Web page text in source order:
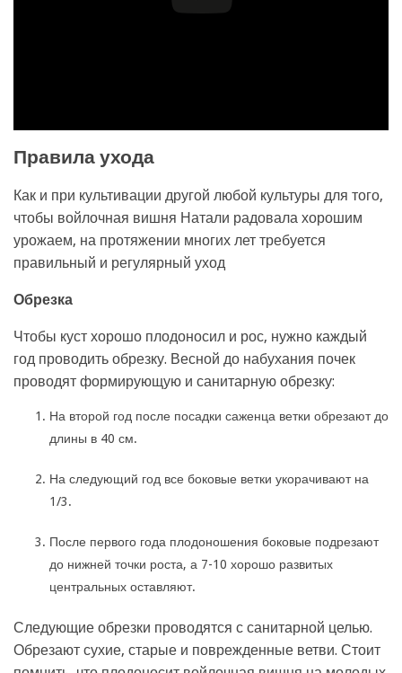
Правила ухода
Как и при культивации другой любой культуры для того,
чтобы войлочная вишня Натали радовала хорошим
урожаем, на протяжении многих лет требуется
правильный и регулярный уход
Обрезка
Чтобы куст хорошо плодоносил и рос, нужно каждый
год проводить обрезку. Весной до набухания почек
проводят формирующую и санитарную обрезку:
На второй год после посадки саженца ветки обрезают до
длины в 40 см.
На следующий год все боковые ветки укорачивают на
1/3.
После первого года плодоношения боковые подрезают
до нижней точки роста, а 7-10 хорошо развитых
центральных оставляют.
Следующие обрезки проводятся с санитарной целью.
Обрезают сухие, старые и поврежденные ветви. Стоит